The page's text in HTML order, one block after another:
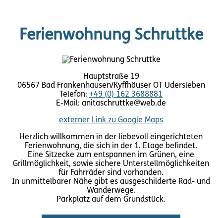
Ferienwohnung Schruttke
Hauptstraße 19
06567 Bad Frankenhausen/Kyffhäuser OT Udersleben
Telefon: +49 (0) 162 3688881
E-Mail: anitaschruttke@web.de
externer Link zu Google Maps
Herzlich willkommen in der liebevoll eingerichteten
Ferienwohnung, die sich in der 1. Etage befindet.
Eine Sitzecke zum entspannen im Grünen, eine
Grillmöglichkeit, sowie sichere Unterstellmöglichkeiten
für Fahrräder sind vorhanden.
In unmittelbarer Nähe gibt es ausgeschilderte Rad- und
Wanderwege.
Parkplatz auf dem Grundstück.